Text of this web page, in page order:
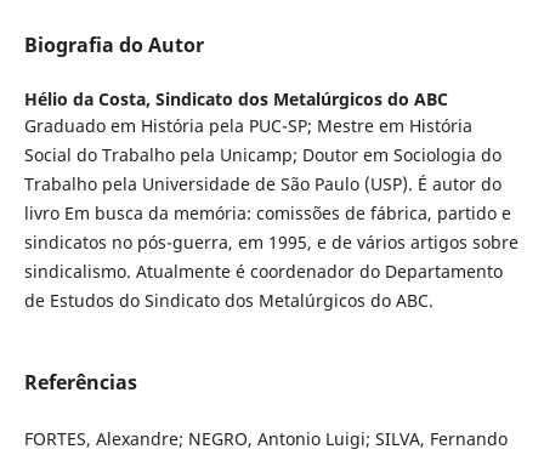
Biografia do Autor
Hélio da Costa, Sindicato dos Metalúrgicos do ABC
Graduado em História pela PUC-SP; Mestre em História
Social do Trabalho pela Unicamp; Doutor em Sociologia do
Trabalho pela Universidade de São Paulo (USP). É autor do
livro Em busca da memória: comissões de fábrica, partido e
sindicatos no pós-guerra, em 1995, e de vários artigos sobre
sindicalismo. Atualmente é coordenador do Departamento
de Estudos do Sindicato dos Metalúrgicos do ABC.
Referências
FORTES, Alexandre; NEGRO, Antonio Luigi; SILVA, Fernando